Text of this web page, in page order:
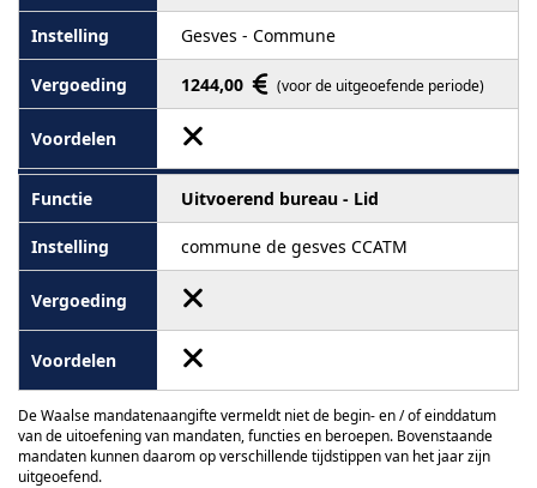
Gesves - Commune
1244,00 (voor de uitgeoefende periode)
Uitvoerend bureau - Lid
commune de gesves CCATM
De Waalse mandatenaangifte vermeldt niet de begin- en / of einddatum
van de uitoefening van mandaten, functies en beroepen. Bovenstaande
mandaten kunnen daarom op verschillende tijdstippen van het jaar zijn
uitgeoefend.